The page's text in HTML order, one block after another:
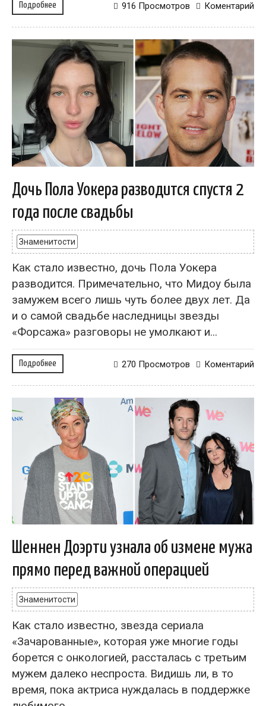
Подробнее Коментарий
916 Просмотров
Дочь Пола Уокера разводится спустя 2
года после свадьбы
Знаменитости
Как стало известно, дочь Пола Уокера
разводится. Примечательно, что Мидоу была
замужем всего лишь чуть более двух лет. Да
и о самой свадьбе наследницы звезды
«Форсажа» разговоры не умолкают и...
Подробнее Коментарий
270 Просмотров
Шеннен Доэрти узнала об измене мужа
прямо перед важной операцией
Знаменитости
Как стало известно, звезда сериала
«Зачарованные», которая уже многие годы
борется с онкологией, рассталась с третьим
мужем далеко неспроста. Видишь ли, в то
время, пока актриса нуждалась в поддержке